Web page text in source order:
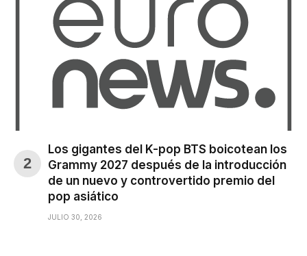
Los gigantes del K-pop BTS boicotean los
Grammy 2027 después de la introducción
de un nuevo y controvertido premio del
pop asiático
JULIO 30, 2026